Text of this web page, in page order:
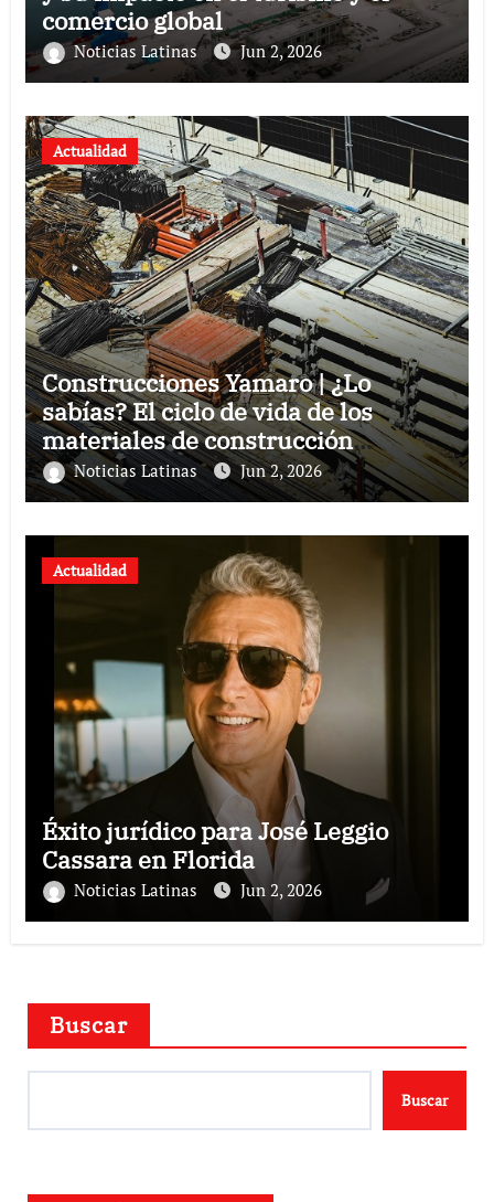
comercio global
Noticias Latinas Jun 2, 2026
Actualidad
Construcciones Yamaro | ¿Lo
sabías? El ciclo de vida de los
materiales de construcción
revoluciona eficiencia en proyectos
modernos
Noticias Latinas Jun 2, 2026
Actualidad
Éxito jurídico para José Leggio
Cassara en Florida
Noticias Latinas Jun 2, 2026
Buscar
Buscar